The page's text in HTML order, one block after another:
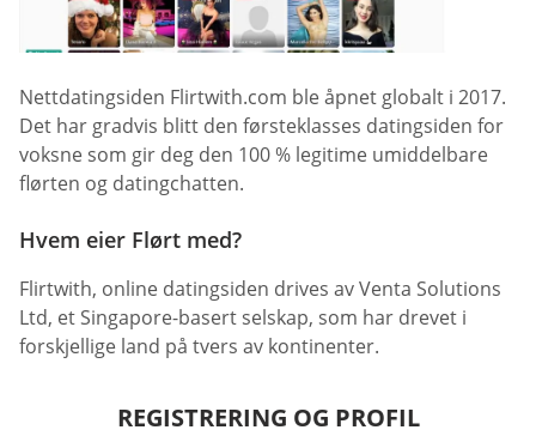
Nettdatingsiden Flirtwith.com ble åpnet globalt i 2017.
Det har gradvis blitt den førsteklasses datingsiden for
voksne som gir deg den 100 % legitime umiddelbare
flørten og datingchatten.
Hvem eier Flørt med?
Flirtwith, online datingsiden drives av Venta Solutions
Ltd, et Singapore-basert selskap, som har drevet i
forskjellige land på tvers av kontinenter.
REGISTRERING OG PROFIL